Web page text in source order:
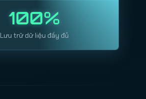
100%
Lưu trữ dữ liệu đầy đủ